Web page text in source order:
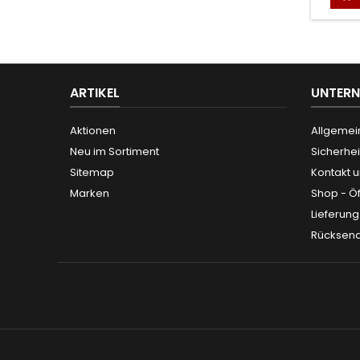
ARTIKEL
Aktionen
Neu im Sortiment
Sitemap
Marken
Kontakt
Shop -